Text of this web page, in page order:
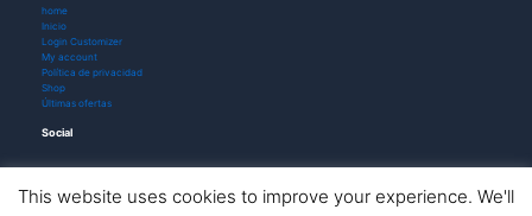
home
Inicio
Login Customizer
My account
Política de privacidad
Shop
Últimas ofertas
Social
This website uses cookies to improve your experience. We'll